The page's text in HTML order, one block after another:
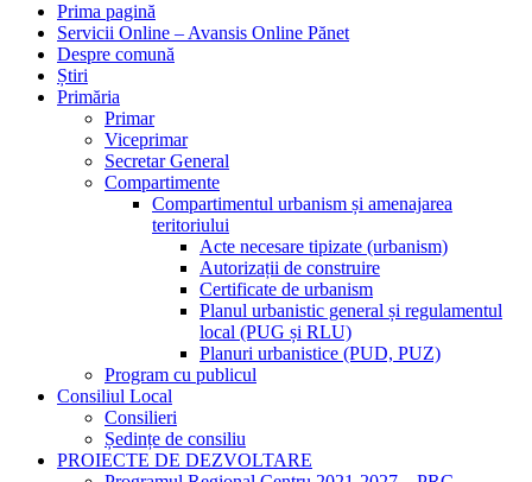
Prima pagină
Servicii Online – Avansis Online Pănet
Despre comună
Știri
Primăria
Primar
Viceprimar
Secretar General
Compartimente
Compartimentul urbanism și amenajarea
teritoriului
Acte necesare tipizate (urbanism)
Autorizații de construire
Certificate de urbanism
Planul urbanistic general și regulamentul
local (PUG și RLU)
Planuri urbanistice (PUD, PUZ)
Program cu publicul
Consiliul Local
Consilieri
Ședințe de consiliu
PROIECTE DE DEZVOLTARE